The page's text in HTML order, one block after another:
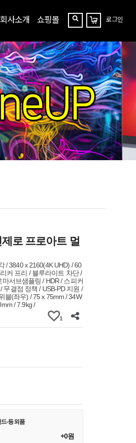
회사소개 쇼핑몰
찾
장
바
니
로그인
로 프로아트 멀
/ 3840 x 2160(4K UHD) / 60
커 프리 / 블루라이트 차단 /
서브샘플링 / HDR / 스피커
무결점 정책 / USB-PD 지원 /
블(좌우) / 75 x 75mm / 34W
/ 7.9kg /
1
-등외품
+0원